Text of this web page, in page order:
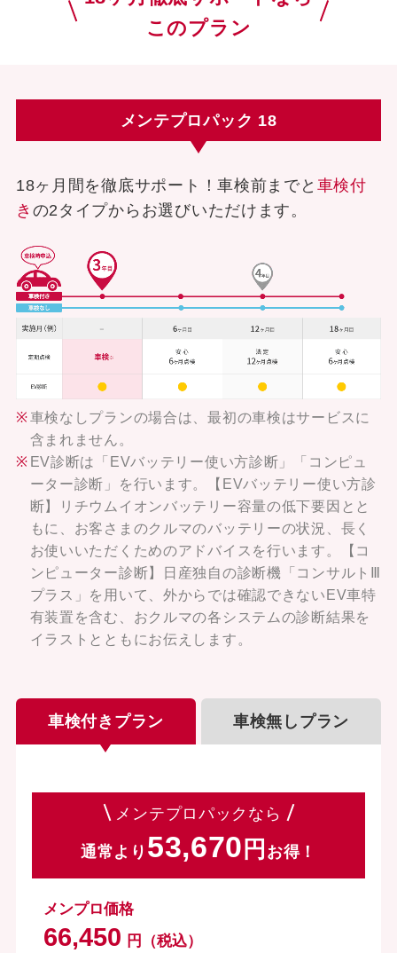
このプラン
メンテプロパック 18
18ヶ月間を徹底サポート！車検前までと 車検付
き の2タイプからお選びいただけます。
車検なしプランの場合は、最初の車検はサービスに
含まれません。
EV診断は「EVバッテリー使い方診断」「コンピュ
ーター診断」を行います。【EVバッテリー使い方診
断】リチウムイオンバッテリー容量の低下要因とと
もに、お客さまのクルマのバッテリーの状況、長く
お使いいただくためのアドバイスを行います。【コ
ンピューター診断】日産独自の診断機「コンサルトⅢ
プラス」を用いて、外からでは確認できないEV車特
有装置を含む、おクルマの各システムの診断結果を
イラストとともにお伝えします。
車検付きプラン 車検無しプラン
メンテプロパックなら
通常より 53,670 お得！
メンプロ価格
66,450 円（税込）